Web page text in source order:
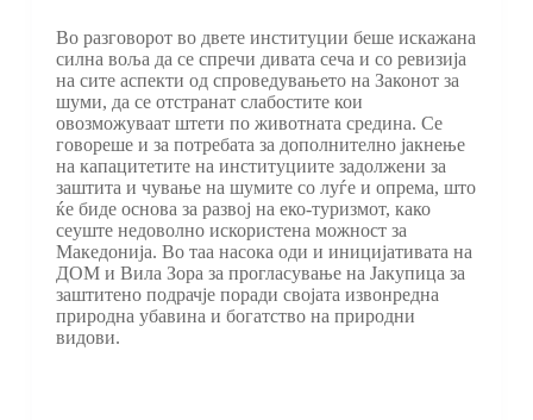
Во разговорот во двете институции беше искажана
силна воља да се спречи дивата сеча и со ревизија
на сите аспекти од спроведувањето на Законот за
шуми, да се отстранат слабостите кои
овозможуваат штети по животната средина. Се
говореше и за потребата за дополнително јакнење
на капацитетите на институциите задолжени за
заштита и чување на шумите со луѓе и опрема, што
ќе биде основа за развој на еко-туризмот, како
сеуште недоволно искористена можност за
Македонија. Во таа насока оди и иницијативата на
ДОМ и Вила Зора за прогласување на Јакупица за
заштитено подрачје поради својата извонредна
природна убавина и богатство на природни
видови.